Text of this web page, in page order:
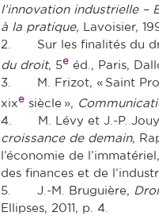
l’innovation industrielle –
à la pratique, Lavoisier,
2. Sur les finalités du
du droit, 5eéd., Paris,
3. M. Frizot, « Saint
xixesiècle »,
4. M. Lévy et J.-P.
croissance de demain,
l’économie de
des finances et de
5. J.-M. Bruguière,
Ellipses, 2011, p. 4.